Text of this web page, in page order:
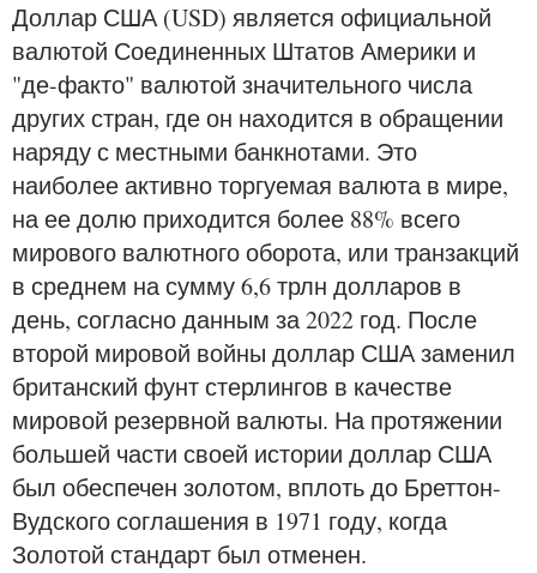
Доллар США (USD) является официальной
валютой Соединенных Штатов Америки и
"де-факто" валютой значительного числа
других стран, где он находится в обращении
наряду с местными банкнотами. Это
наиболее активно торгуемая валюта в мире,
на ее долю приходится более 88% всего
мирового валютного оборота, или транзакций
в среднем на сумму 6,6 трлн долларов в
день, согласно данным за 2022 год. После
второй мировой войны доллар США заменил
британский фунт стерлингов в качестве
мировой резервной валюты. На протяжении
большей части своей истории доллар США
был обеспечен золотом, вплоть до Бреттон-
Вудского соглашения в 1971 году, когда
Золотой стандарт был отменен.